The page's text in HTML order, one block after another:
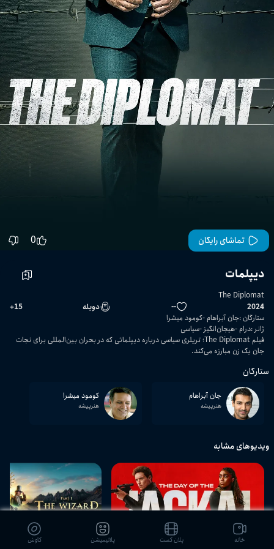
تماشای رایگان 0
دیپلمات
The Diplomat
2024
-- دوبله 15
+
ستارگان :جان آبراهام کومود میشرا
ژانر :درام هیجان‌انگیز سیاسی
فیلم The Diplomat؛ تریلری سیاسی درباره دیپلماتی که در بحران بین‌المللی برای نجات
جان یک زن مبارزه می‌کند.
ستارگان
جان آبراهام
هنرپیشه
کومود میشرا
هنرپیشه
ویدیوهای مشابه
خانه پلان کست پلانیمیشن کاوش